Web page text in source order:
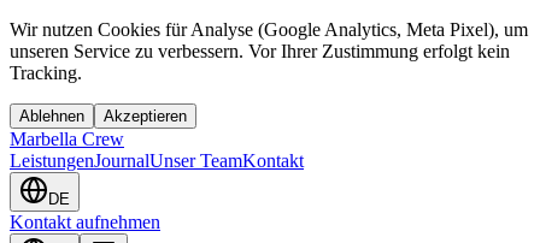
Wir nutzen Cookies für Analyse (Google Analytics, Meta Pixel), um
unseren Service zu verbessern. Vor Ihrer Zustimmung erfolgt kein
Tracking.
Ablehnen Akzeptieren
Marbella Crew
LeistungenJournalUnser TeamKontakt
DE
Kontakt aufnehmen